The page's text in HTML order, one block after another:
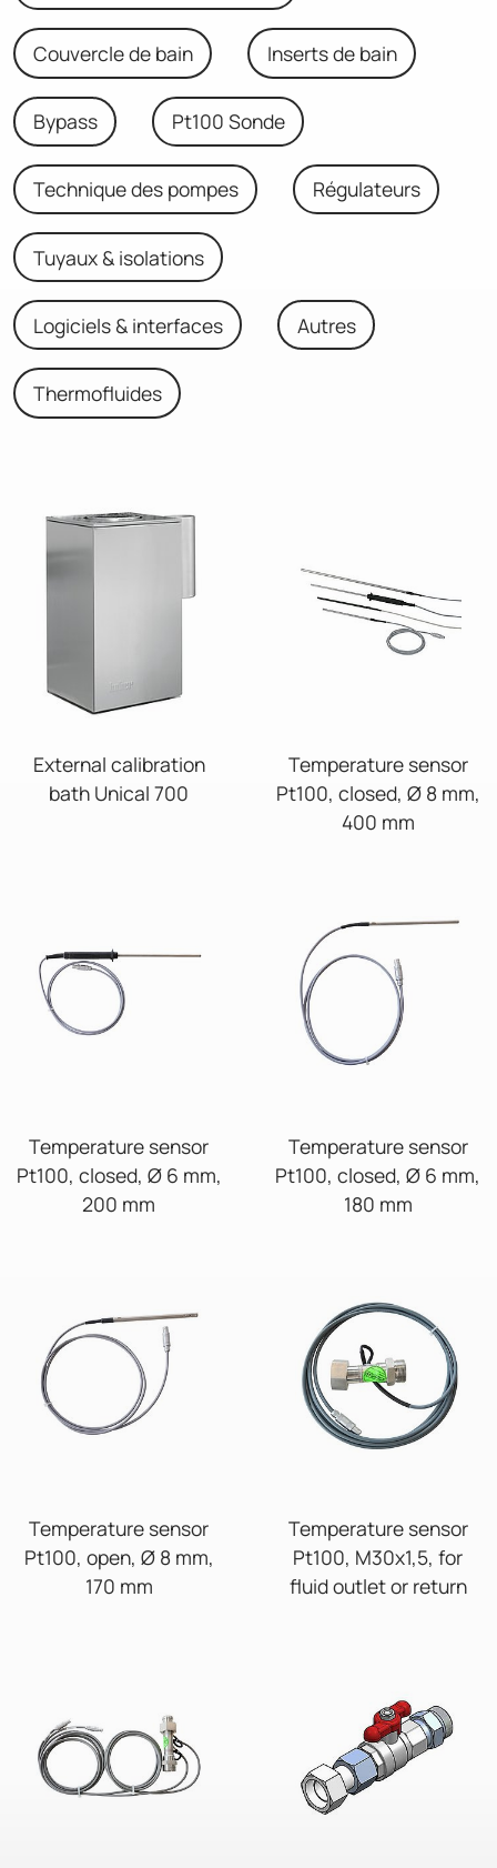
Couvercle de bain Inserts de bain
Bypass Pt100 Sonde
Technique des pompes Régulateurs
Tuyaux & isolations
Logiciels & interfaces Autres
Thermofluides
External calibration
bath Unical 700
Temperature sensor
Pt100, closed, Ø 8 mm,
400 mm
Temperature sensor
Pt100, closed, Ø 6 mm,
200 mm
Temperature sensor
Pt100, closed, Ø 6 mm,
180 mm
Temperature sensor
Pt100, open, Ø 8 mm,
170 mm
Temperature sensor
Pt100, M30x1,5, for
fluid outlet or return